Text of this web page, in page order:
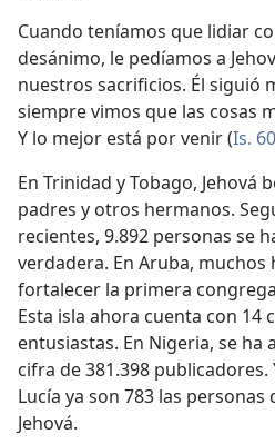
Cuando teníamos que lidiar
desánimo, le pedíamos a
nuestros sacrificios. Él siguió
siempre vimos que las cosas
Y lo mejor está por venir (Is.
En Trinidad y Tobago, Jehová
padres y otros hermanos.
recientes, 9.892 personas se
verdadera. En Aruba,
fortalecer la primera
Esta isla ahora cuenta con 14
entusiastas. En Nigeria, se ha
cifra de 381.398 publicadores.
Lucía ya son 783 las personas
Jehová.